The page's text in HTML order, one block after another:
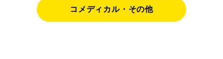
コメディカル・その他